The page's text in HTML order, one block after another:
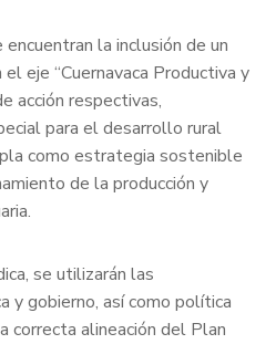
la inclusión de un
eje “Cuernavaca Productiva y
acción respectivas,
para el desarrollo rural
como estrategia sostenible
de la producción y
se utilizarán las
y gobierno, así como política
correcta alineación del Plan